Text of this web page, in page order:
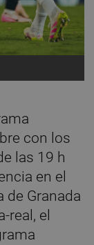
con los
las 19 h
en el
de Granada
real, el